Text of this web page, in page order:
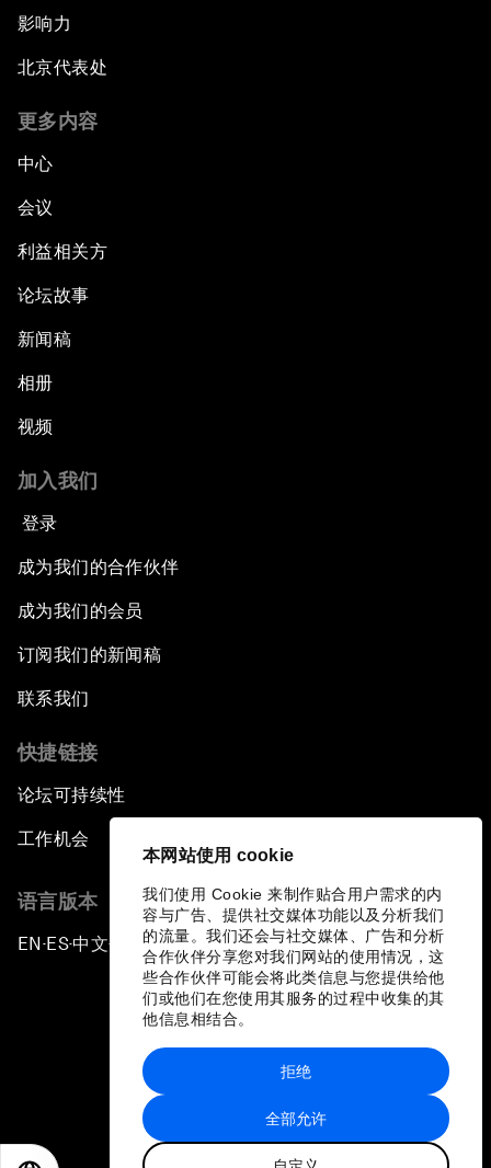
本网站使用 cookie
我们使用 Cookie 来制作贴合用户需求的内
容与广告、提供社交媒体功能以及分析我们
的流量。我们还会与社交媒体、广告和分析
合作伙伴分享您对我们网站的使用情况，这
些合作伙伴可能会将此类信息与您提供给他
们或他们在您使用其服务的过程中收集的其
他信息相结合。
全部允许
拒绝
影响力
北京代表处
更多内容
中心
会议
利益相关方
论坛故事
新闻稿
相册
视频
加入我们
登录
成为我们的合作伙伴
成为我们的会员
订阅我们的新闻稿
联系我们
快捷链接
论坛可持续性
工作机会
语言版本
EN ▪ES▪中文▪ 日本語
站点地图